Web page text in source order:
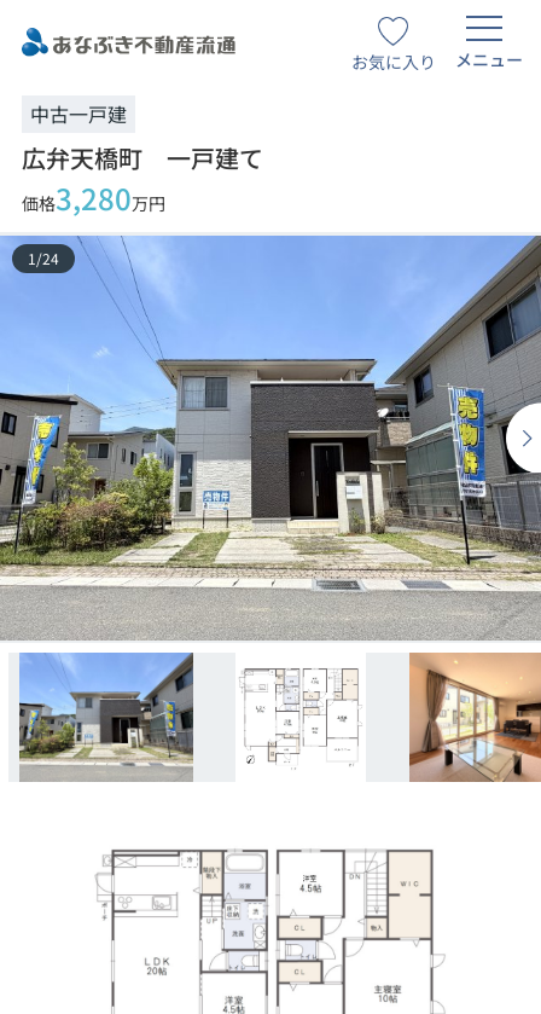
お気に入り メニュー
中古一戸建
広弁天橋町 一戸建て
価格3,280万円
1/24